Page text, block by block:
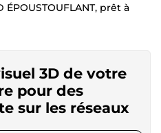
prêt à
3D de votre
pour des
sur les réseaux